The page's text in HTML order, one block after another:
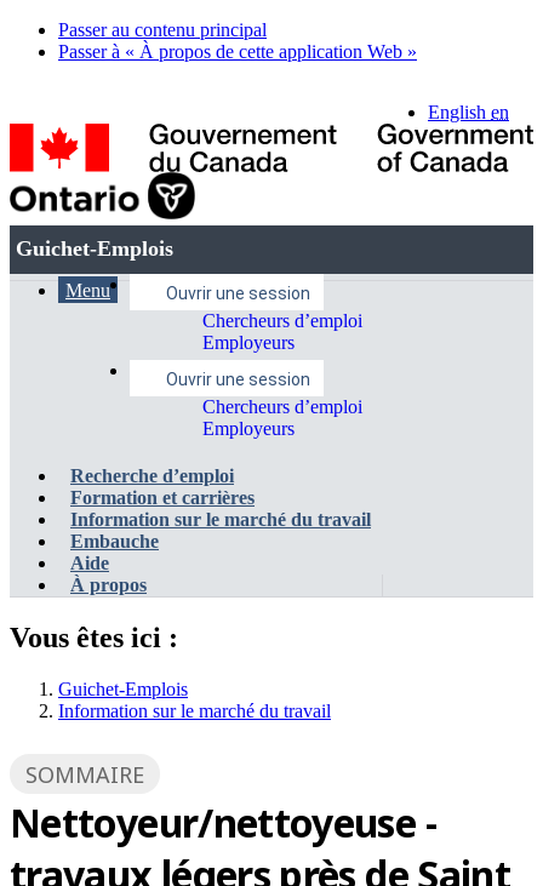
Passer au contenu principal
Passer à « À propos de cette application Web »
Sélection
de
la
English en
Gouvernement
du
Canada
Government
Guichet-
Emplois
Guichet-Emplois
Menu
paramètres
Ouvrir une session
Chercheurs d’emploi
Employeurs
Menu
recherche
Menu
Menu
paramètres
Ouvrir une session
Chercheurs d’emploi
Employeurs
Menu
navigation
Recherche d’emploi
Formation et carrières
Information sur le marché du travail
Embauche
Aide
À propos
Vous êtes ici :
Guichet-Emplois
Information sur le marché du travail
SOMMAIRE
Nettoyeur/nettoyeuse -
travaux légers près de Saint